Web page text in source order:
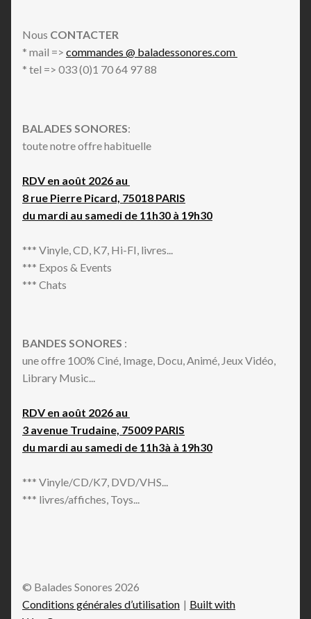
Nous CONTACTER
* mail => commandes @ baladessonores.com
* tel => 033 (0)1 70 64 97 88
BALADES SONORES:
toute notre offre habituelle
RDV en août 2026 au
8 rue Pierre Picard, 75018 PARIS
du mardi au samedi de 11h30 à 19h30
*** Vinyle, CD, K7, Hi-FI, livres...
*** Expos & Events
*** Chats
BANDES SONORES :
une offre 100% Ciné, Image, Docu, Animé, Jeux Vidéo,
Library Music...
RDV en août 2026 au
3 avenue Trudaine, 75009 PARIS
du mardi au samedi de 11h3à à 19h30
*** Vinyle/CD/K7, DVD/VHS...
*** livres/affiches, Toys...
© Balades Sonores 2026
Conditions générales d’utilisation
Built with